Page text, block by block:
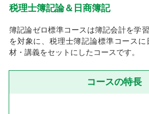
税理士簿記論＆日商簿記
簿記論ゼロ標準コースは簿記会計を学
を対象に、税理士簿記論標準コース
材・講義をセットにしたコースです。
コースの特長